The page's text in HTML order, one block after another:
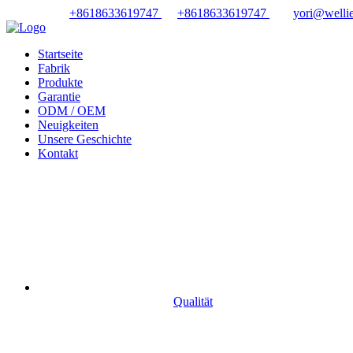
+8618633619747 +8618633619747
Startseite
Fabrik
Produkte
Garantie
ODM / OEM
Neuigkeiten
Unsere Geschichte
Kontakt
Qualität